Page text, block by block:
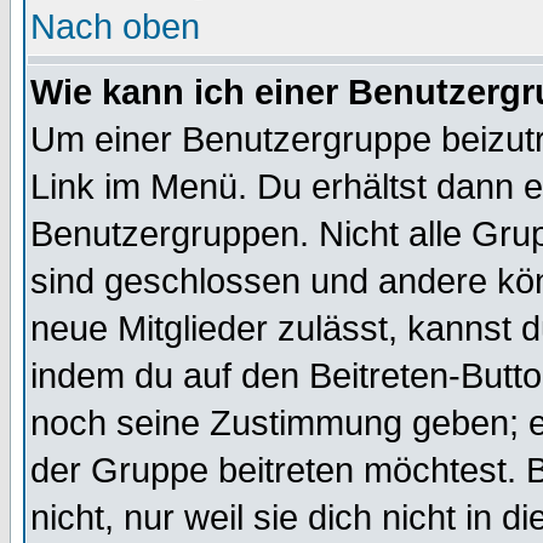
Nach oben
Wie kann ich einer
Um einer Benutzergruppe
Link im Menü. Du erhältst dann
Benutzergruppen. Nicht alle
sind geschlossen und andere
neue Mitglieder zulässt, kannst
indem du auf den Beitreten-
noch seine Zustimmung geben;
der Gruppe beitreten möchtest.
nicht, nur weil sie dich nicht in